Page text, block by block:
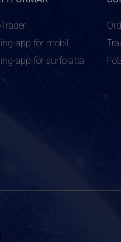
app för mobil
app för surfplatta